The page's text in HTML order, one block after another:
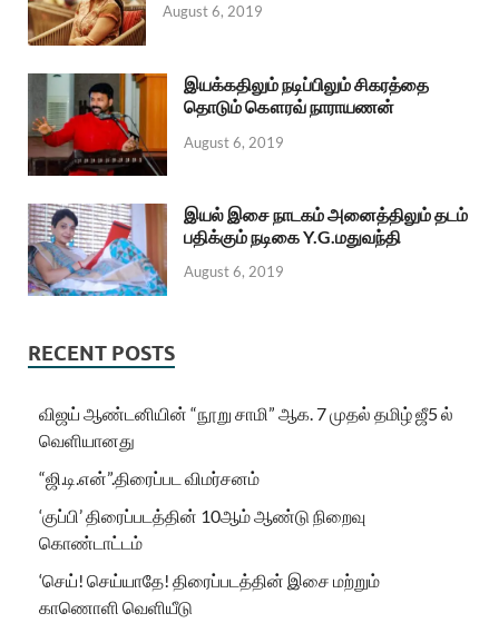
August 6, 2019
இயக்கதிலும் நடிப்பிலும் சிகரத்தை
தொடும் கௌரவ் நாராயணன்
August 6, 2019
இயல் இசை நாடகம் அனைத்திலும் தடம்
பதிக்கும் நடிகை Y.G.மதுவந்தி
August 6, 2019
RECENT POSTS
விஜய் ஆண்டனியின் “நூறு சாமி” ஆக. 7 முதல் தமிழ் ஜீ5 ல்
வெளியானது
“ஜி.டி.என்”.திரைப்பட விமர்சனம்
‘குப்பி’ திரைப்படத்தின் 10ஆம் ஆண்டு நிறைவு
கொண்டாட்டம்
‘செய்! செய்யாதே! திரைப்படத்தின் இசை மற்றும்
காணொளி வெளியீடு